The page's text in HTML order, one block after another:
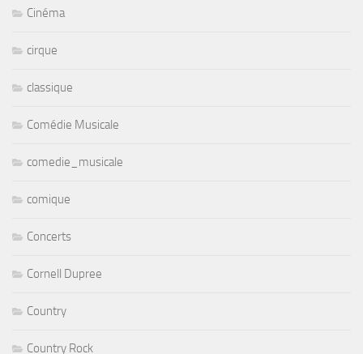
Cinéma
cirque
classique
Comédie Musicale
comedie_musicale
comique
Concerts
Cornell Dupree
Country
Country Rock